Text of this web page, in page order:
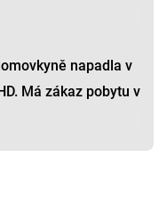
napadla v
Má zákaz pobytu v